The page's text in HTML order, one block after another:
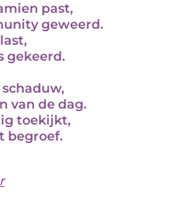
past,
geweerd.
gekeerd.
van de dag.
toekijkt,
begroef.